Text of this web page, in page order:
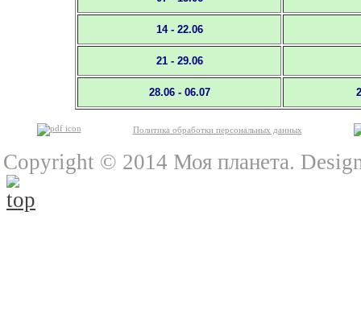
14 - 22.06
21 - 29.06
28.06 - 06.07
Политика обработки персональных данных
Copyright © 2014 Моя планета.